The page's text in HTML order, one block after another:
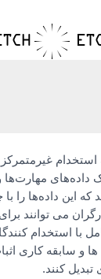
داده‌های
که این داده‌ها را
می توانند
کنند.